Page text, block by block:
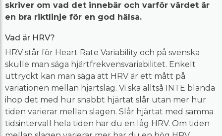
skriver om vad det innebär och varför värdet är
en bra riktlinje för en god hälsa.
Vad är HRV?
HRV står för Heart Rate Variability och på svenska
skulle man säga hjärtfrekvensvariabilitet. Enkelt
uttryckt kan man säga att HRV är ett mått på
variationen mellan hjärtslag. Vi ska alltså INTE blanda
ihop det med hur snabbt hjärtat slår utan mer hur
tiden varierar mellan slagen. Slår hjärtat med samma
tidsintervall hela tiden har du en låg HRV. Om tiden